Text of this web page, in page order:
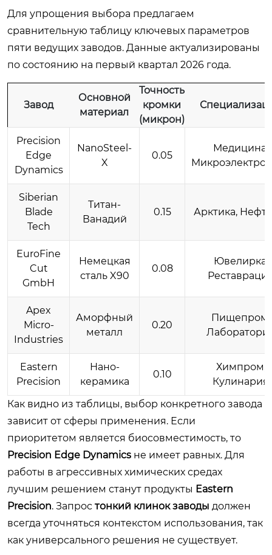
Для упрощения выбора предлагаем
сравнительную таблицу ключевых параметров
пяти ведущих заводов. Данные актуализированы
по состоянию на первый квартал 2026 года.
Завод
Основной
материал
Точность
кромки
(микрон)
Precision
Edge
Dynamics
NanoSteel-
X
0.05
Медицина,
Siberian
Blade
Tech
Титан-
Ванадий
0.15 Арктика,
EuroFine
Cut
GmbH
Немецкая
сталь X90
0.08
Ювелирка,
Apex
Micro-
Industries
Аморфный
металл
0.20
Пищепром,
Eastern
Precision
Нано-
керамика
0.10
Химпром,
Кулинария
Как видно из таблицы, выбор конкретного завода
зависит от сферы применения. Если
приоритетом является биосовместимость, то
Precision Edge Dynamics не имеет равных. Для
работы в агрессивных химических средах
лучшим решением станут продукты Eastern
Precision. Запрос тонкий клинок заводы должен
всегда уточняться контекстом использования, так
как универсального решения не существует.